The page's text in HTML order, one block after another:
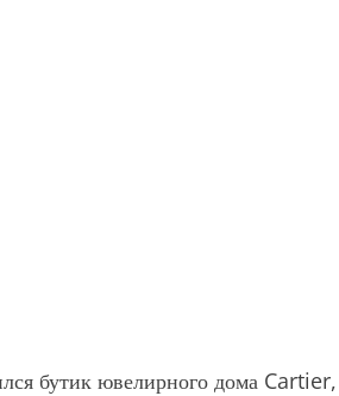
бутик ювелирного дома Cartier,